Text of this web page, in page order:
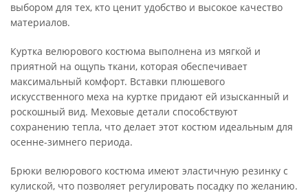
выбором для тех, кто ценит удобство и высокое качество
материалов.
Куртка велюрового костюма выполнена из мягкой и
приятной на ощупь ткани, которая обеспечивает
максимальный комфорт. Вставки плюшевого
искусственного меха на куртке придают ей изысканный и
роскошный вид. Меховые детали способствуют
сохранению тепла, что делает этот костюм идеальным для
осенне-зимнего периода.
Брюки велюрового костюма имеют эластичную резинку с
кулиской, что позволяет регулировать посадку по желанию.